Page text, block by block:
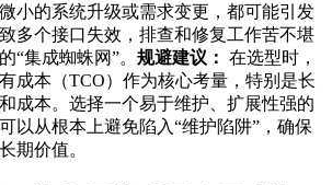
小的系统升级或需求变更，都可能引发
多个接口失效，排查和修复工作苦不堪
“集成蜘蛛网”。 规避建议： 在选型时，
成本（TCO）作为核心考量，特别是长
成本。选择一个易于维护、扩展性强的
以从根本上避免陷入“维护陷阱”，确保
期价值。